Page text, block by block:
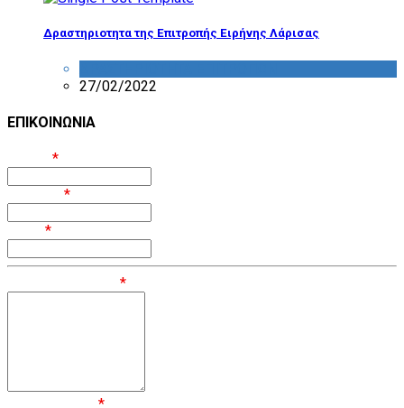
Δραστηριοτητα της Επιτροπής Ειρήνης Λάρισας
27/02/2022
ΕΠΙΚΟΙΝΩΝΙΑ
*
*
*
*
*